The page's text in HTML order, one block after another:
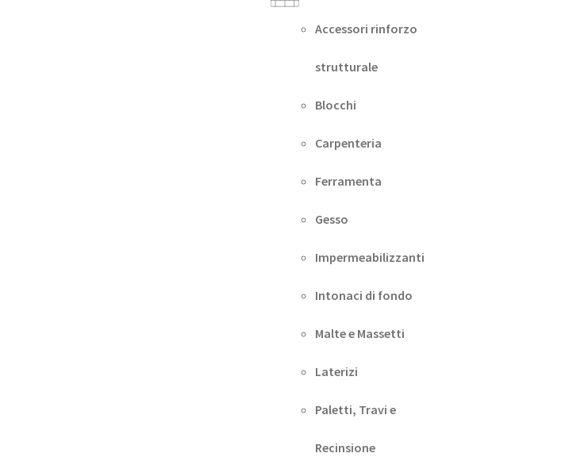
Accessori rinforzo
strutturale
Blocchi
Carpenteria
Ferramenta
Gesso
Impermeabilizzanti
Intonaci di fondo
Malte e Massetti
Laterizi
Paletti, Travi e
Recinsione